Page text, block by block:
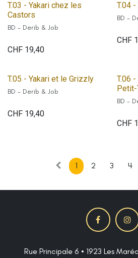
T.03 - Yakari chez les
Castors
BD - Derib & Job
CHF 19,40
T.04
BD -
CHF
T.05 - Yakari et le Grizzly
BD - Derib & Job
CHF 19,40
T.06
Petit-
BD -
CHF
1 2 3 4
Rue Principale 6 • 1923 Les